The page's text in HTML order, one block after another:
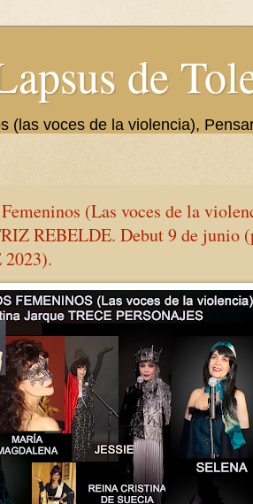
de
(las voces de la violencia),
(Las voces de la
REBELDE. Debut 9 de junio
2023).